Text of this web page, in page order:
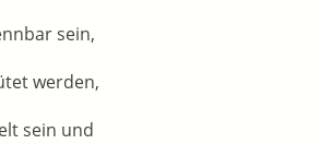
sein,
werden,
sein und